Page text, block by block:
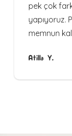
pek çok
yapıyoruz.
memnun
Atilla Y.